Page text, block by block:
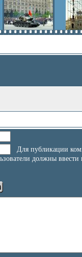
Для публикации
должны